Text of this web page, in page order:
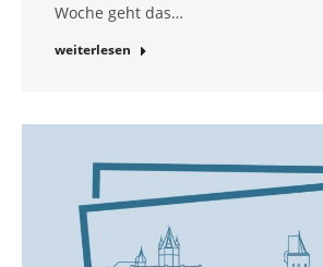
Woche geht das…
weiterlesen